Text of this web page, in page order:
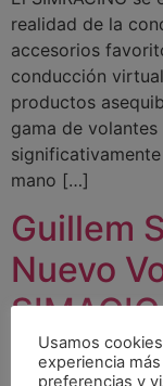
realidad de la
accesorios
conducción
productos
gama de
mano […]
Guillem
Nuevo
Volante
Usamos
experiencia
preferencias y